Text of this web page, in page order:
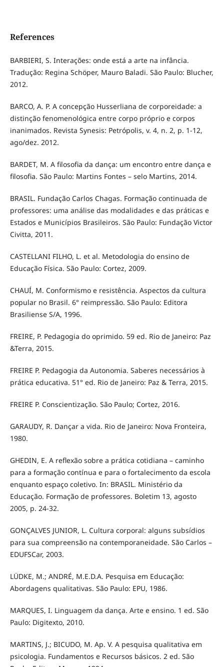
References
BARBIERI, S. Interações: onde está a arte na infância.
Tradução: Regina Schöper, Mauro Baladi. São Paulo: Blucher,
2012.
BARCO, A. P. A concepção Husserliana de corporeidade: a
distinção fenomenológica entre corpo próprio e corpos
inanimados. Revista Synesis: Petrópolis, v. 4, n. 2, p. 1-12,
ago/dez. 2012.
BARDET, M. A filosofia da dança: um encontro entre dança e
filosofia. São Paulo: Martins Fontes – selo Martins, 2014.
BRASIL. Fundação Carlos Chagas. Formação continuada de
professores: uma análise das modalidades e das práticas e
Estados e Municípios Brasileiros. São Paulo: Fundação Victor
Civitta, 2011.
CASTELLANI FILHO, L. et al. Metodologia do ensino de
Educação Física. São Paulo: Cortez, 2009.
CHAUÍ, M. Conformismo e resistência. Aspectos da cultura
popular no Brasil. 6° reimpressão. São Paulo: Editora
Brasiliense S/A, 1996.
FREIRE, P. Pedagogia do oprimido. 59 ed. Rio de Janeiro: Paz
&Terra, 2015.
FREIRE P. Pedagogia da Autonomia. Saberes necessários à
prática educativa. 51° ed. Rio de Janeiro: Paz & Terra, 2015.
FREIRE P. Conscientização. São Paulo; Cortez, 2016.
GARAUDY, R. Dançar a vida. Rio de Janeiro: Nova Fronteira,
1980.
GHEDIN, E. A reflexão sobre a prática cotidiana – caminho
para a formação contínua e para o fortalecimento da escola
enquanto espaço coletivo. In: BRASIL. Ministério da
Educação. Formação de professores. Boletim 13, agosto
2005, p. 24-32.
GONÇALVES JUNIOR, L. Cultura corporal: alguns subsídios
para sua compreensão na contemporaneidade. São Carlos –
EDUFSCar, 2003.
LÜDKE, M.; ANDRÉ, M.E.D.A. Pesquisa em Educação:
Abordagens qualitativas. São Paulo: EPU, 1986.
MARQUES, I. Linguagem da dança. Arte e ensino. 1 ed. São
Paulo: Digitexto, 2010.
MARTINS, J.; BICUDO, M. Ap. V. A pesquisa qualitativa em
psicologia. Fundamentos e Recursos básicos. 2 ed. São